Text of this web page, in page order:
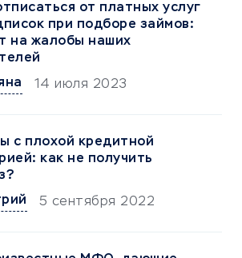
от платных услуг
при подборе займов:
на жалобы наших
14 июля 2023
с плохой кредитной
как не получить
5 сентября 2022